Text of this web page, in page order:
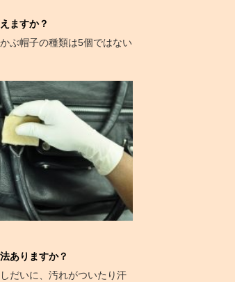
ますか？
ぶ帽子の種類は5個ではない
ありますか？
だいに、汚れがついたり汗